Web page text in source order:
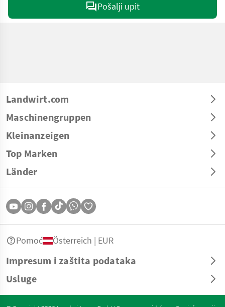
Pošalji upit
Landwirt.com
Maschinengruppen
Kleinanzeigen
Top Marken
Länder
Impresum i zaštita podataka
Usluge
Pomoć Österreich | EUR